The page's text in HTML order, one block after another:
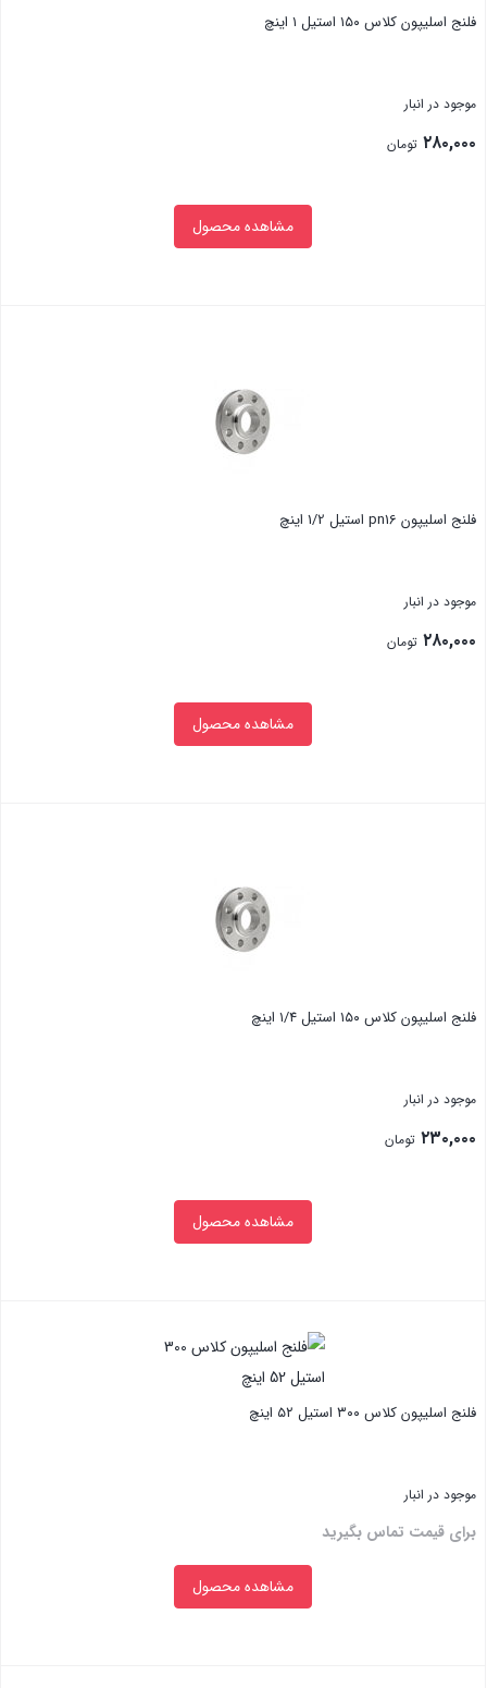
فلنج اسلیپون کلاس ۱۵۰ استیل ۱ اینچ
موجود در انبار
۲۸۰,۰۰۰ تومان
مشاهده محصول
فلنج اسلیپون pn16 استیل 1/2 اینچ
موجود در انبار
۲۸۰,۰۰۰ تومان
مشاهده محصول
فلنج اسلیپون کلاس ۱۵۰ استیل ۱/۴ اینچ
موجود در انبار
۲۳۰,۰۰۰ تومان
مشاهده محصول
فلنج اسلیپون کلاس ۳۰۰ استیل ۵۲ اینچ
موجود در انبار
برای قیمت تماس بگیرید
مشاهده محصول